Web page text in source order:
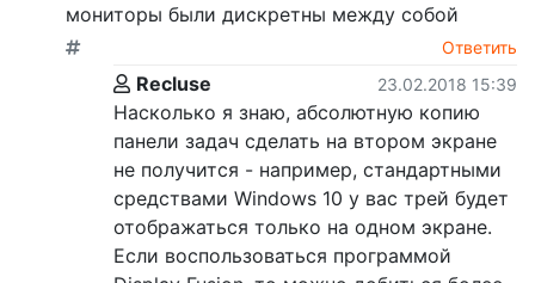
мониторы были дискретны между собой
Ответить
Recluse 23.02.2018 15:39
Насколько я знаю, абсолютную копию
панели задач сделать на втором экране
не получится - например, стандартными
средствами Windows 10 у вас трей будет
отображаться только на одном экране.
Если воспользоваться программой